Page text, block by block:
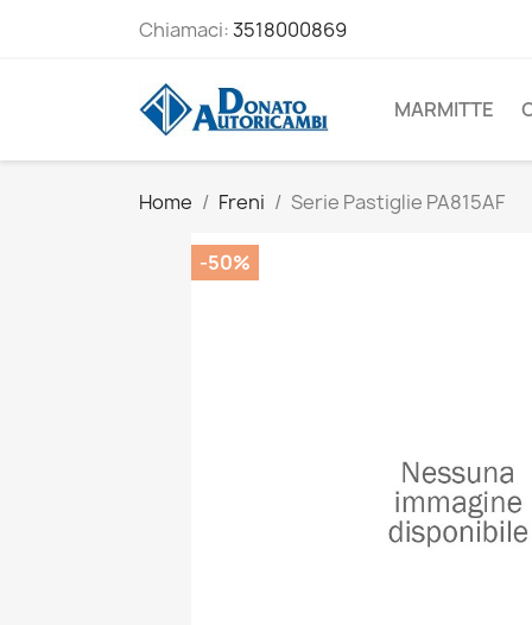
Chiamaci:3518000869
MARMITTE
Home Freni Serie Pastiglie PA815AF
-50%